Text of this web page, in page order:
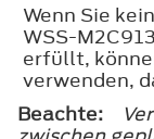
Wenn Sie
WSS-
erfüllt,
verwenden,
Beachte: